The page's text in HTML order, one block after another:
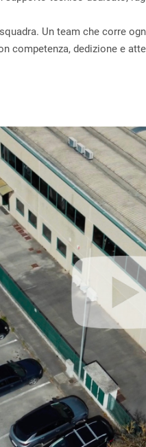
Un team che corre
competenza, dedizione e